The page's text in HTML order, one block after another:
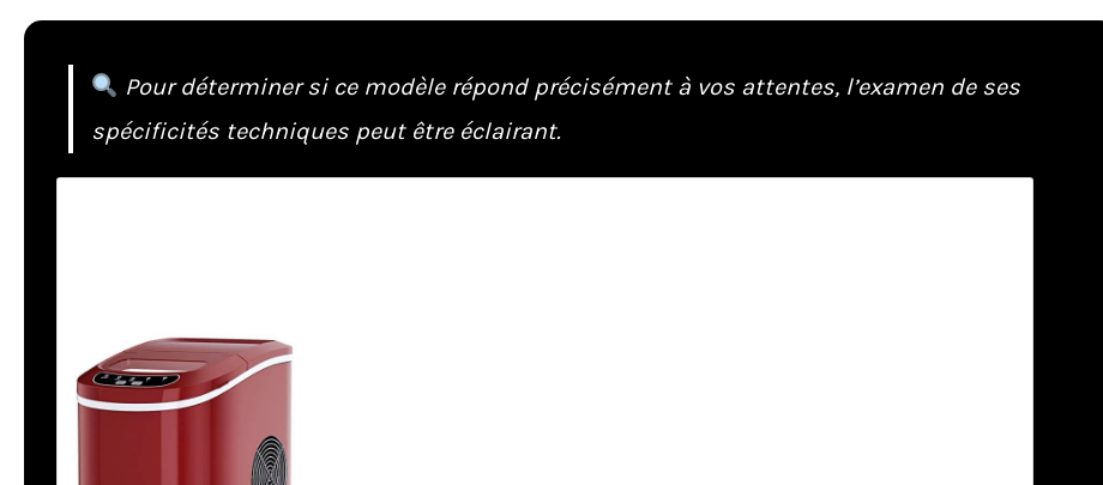
Pour déterminer si ce modèle répond précisément à vos attentes, l’examen de ses
spécificités techniques peut être éclairant.